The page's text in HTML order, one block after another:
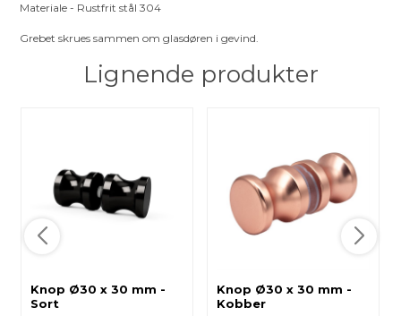
Materiale - Rustfrit stål 304
Grebet skrues sammen om glasdøren i gevind.
Lignende produkter
Knop Ø30 x 30 mm -
Sort
Knop Ø30 x 30 mm -
Kobber